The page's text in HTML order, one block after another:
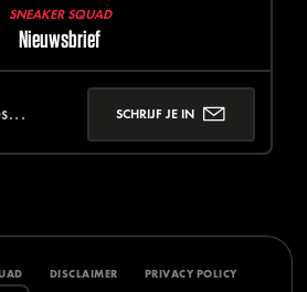
SNEAKER SQUAD
Nieuwsbrief
SCHRIJF JE IN
DISCLAIMER PRIVACY POLICY